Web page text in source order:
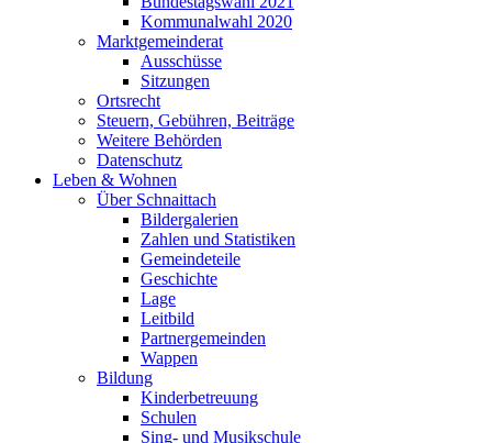
Kommunalwahl 2020
Marktgemeinderat
Ausschüsse
Sitzungen
Ortsrecht
Steuern, Gebühren, Beiträge
Weitere Behörden
Datenschutz
Leben & Wohnen
Über Schnaittach
Bildergalerien
Zahlen und Statistiken
Gemeindeteile
Geschichte
Lage
Leitbild
Partnergemeinden
Wappen
Bildung
Kinderbetreuung
Schulen
Sing- und Musikschule